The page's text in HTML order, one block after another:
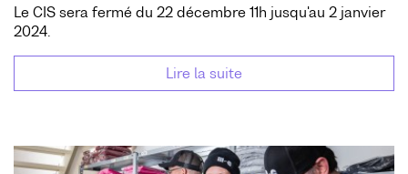
Le CIS sera fermé du 22 décembre 11h jusqu'au 2 janvier
2024.
Lire la suite